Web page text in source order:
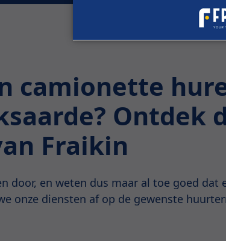
camionette
Ontdek
Fraikin
door, en weten dus maar al toe goed dat
onze diensten af op de gewenste